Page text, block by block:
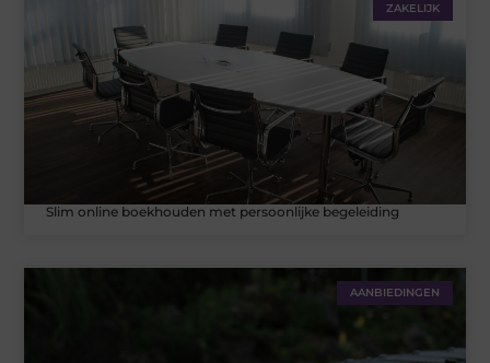
ZAKELIJK
Slim online boekhouden met persoonlijke begeleiding
AANBIEDINGEN